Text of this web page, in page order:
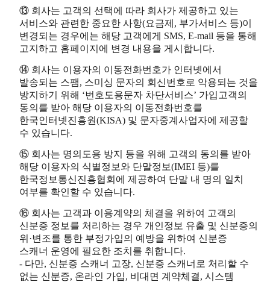
⑬ 회사는 고객의 선택에 따라 회사가 제공하고 있는
서비스와 관련한 중요한 사항(요금제, 부가서비스 등)이
변경되는 경우에는 해당 고객에게 SMS, E-mail 등을 통해
고지하고 홈페이지에 변경 내용을 게시합니다.
⑭ 회사는 이용자의 이동전화번호가 인터넷에서
발송되는 스팸, 스미싱 문자의 회신번호로 악용되는 것을
방지하기 위해 ‘번호도용문자 차단서비스’ 가입고객의
동의를 받아 해당 이용자의 이동전화번호를
한국인터넷진흥원(KISA) 및 문자중계사업자에 제공할
수 있습니다.
⑮ 회사는 명의도용 방지 등을 위해 고객의 동의를 받아
해당 이용자의 식별정보와 단말정보(IMEI 등)를
한국정보통신진흥협회에 제공하여 단말 내 명의 일치
여부를 확인할 수 있습니다.
⑯ 회사는 고객과 이용계약의 체결을 위하여 고객의
신분증 정보를 처리하는 경우 개인정보 유출 및 신분증의
위·변조를 통한 부정가입의 예방을 위하여 신분증
스캐너 운영에 필요한 조치를 취합니다.
- 다만, 신분증 스캐너 고장, 신분증 스캐너로 처리할 수
없는 신분증, 온라인 가입, 비대면 계약체결, 시스템